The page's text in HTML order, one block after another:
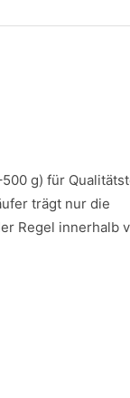
g) für
trägt nur die
Regel innerhalb